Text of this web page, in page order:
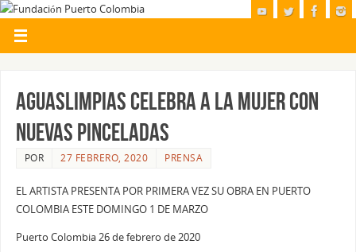
AGUASLIMPIAS CELEBRA A LA MUJER CON
NUEVAS PINCELADAS
POR 27 FEBRERO, 2020 PRENSA
EL ARTISTA PRESENTA POR PRIMERA VEZ SU OBRA EN PUERTO
COLOMBIA ESTE DOMINGO 1 DE MARZO
Puerto Colombia 26 de febrero de 2020